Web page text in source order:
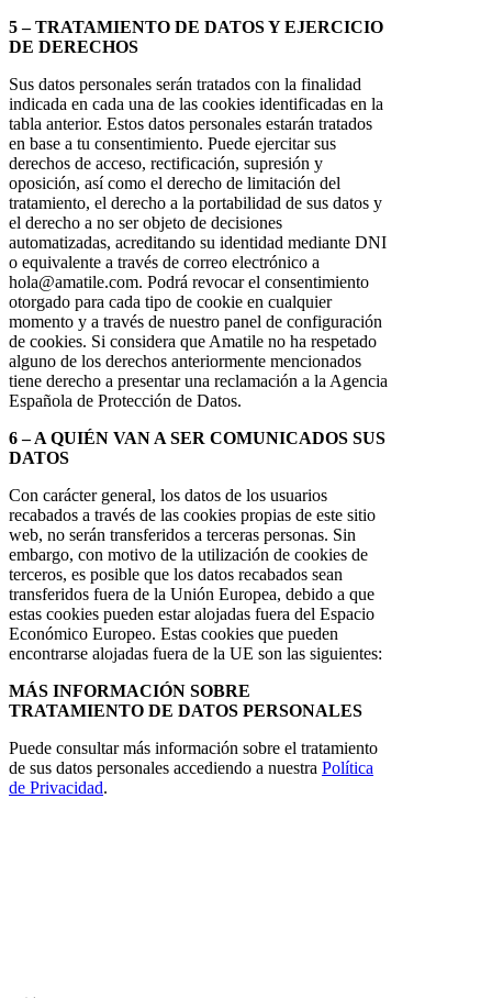
5 – TRATAMIENTO DE DATOS Y EJERCICIO
DE DERECHOS
Sus datos personales serán tratados con la finalidad
indicada en cada una de las cookies identificadas en la
tabla anterior. Estos datos personales estarán tratados
en base a tu consentimiento. Puede ejercitar sus
derechos de acceso, rectificación, supresión y
oposición, así como el derecho de limitación del
tratamiento, el derecho a la portabilidad de sus datos y
el derecho a no ser objeto de decisiones
automatizadas, acreditando su identidad mediante DNI
o equivalente a través de correo electrónico a
hola@amatile.com. Podrá revocar el consentimiento
otorgado para cada tipo de cookie en cualquier
momento y a través de nuestro panel de configuración
de cookies. Si considera que Amatile no ha respetado
alguno de los derechos anteriormente mencionados
tiene derecho a presentar una reclamación a la Agencia
Española de Protección de Datos.
6 – A QUIÉN VAN A SER COMUNICADOS SUS
DATOS
Con carácter general, los datos de los usuarios
recabados a través de las cookies propias de este sitio
web, no serán transferidos a terceras personas. Sin
embargo, con motivo de la utilización de cookies de
terceros, es posible que los datos recabados sean
transferidos fuera de la Unión Europea, debido a que
estas cookies pueden estar alojadas fuera del Espacio
Económico Europeo. Estas cookies que pueden
encontrarse alojadas fuera de la UE son las siguientes:
MÁS INFORMACIÓN SOBRE
TRATAMIENTO DE DATOS PERSONALES
Puede consultar más información sobre el tratamiento
de sus datos personales accediendo a nuestra Política
de Privacidad.